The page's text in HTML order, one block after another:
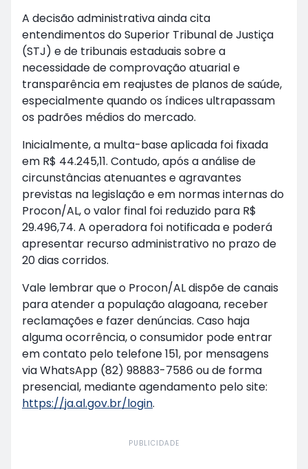
A decisão administrativa ainda cita
entendimentos do Superior Tribunal de Justiça
(STJ) e de tribunais estaduais sobre a
necessidade de comprovação atuarial e
transparência em reajustes de planos de saúde,
especialmente quando os índices ultrapassam
os padrões médios do mercado.
Inicialmente, a multa-base aplicada foi fixada
em R$ 44.245,11. Contudo, após a análise de
circunstâncias atenuantes e agravantes
previstas na legislação e em normas internas do
Procon/AL, o valor final foi reduzido para R$
29.496,74. A operadora foi notificada e poderá
apresentar recurso administrativo no prazo de
20 dias corridos.
Vale lembrar que o Procon/AL dispõe de canais
para atender a população alagoana, receber
reclamações e fazer denúncias. Caso haja
alguma ocorrência, o consumidor pode entrar
em contato pelo telefone 151, por mensagens
via WhatsApp (82) 98883-7586 ou de forma
presencial, mediante agendamento pelo site:
https://ja.al.gov.br/login.
PUBLICIDADE